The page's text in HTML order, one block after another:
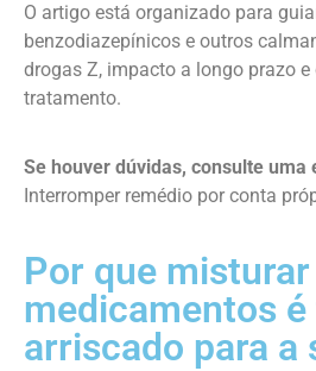
O artigo está organizado para
benzodiazepínicos e outros
drogas Z, impacto a longo prazo
tratamento.
Se houver dúvidas, consulte uma
Interromper remédio por conta
Por que
medicamentos é
arriscado para a